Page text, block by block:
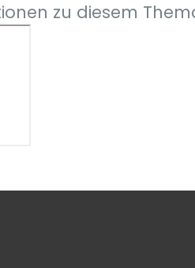
zu diesem